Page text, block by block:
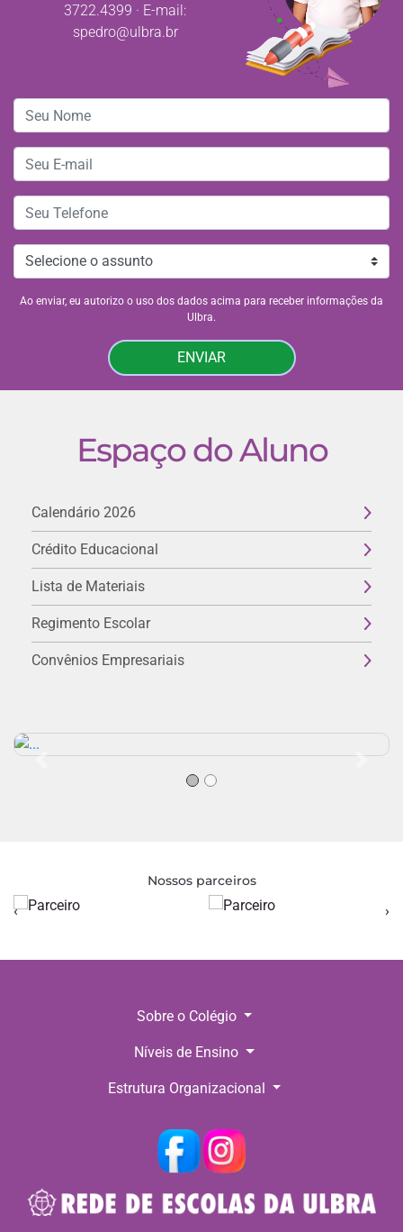
3722.4399 · E-mail:
spedro@ulbra.br
Ao enviar, eu autorizo o uso dos dados acima para receber informações da
Ulbra.
ENVIAR
Espaço do Aluno
Calendário 2026
Crédito Educacional
Lista de Materiais
Regimento Escolar
Convênios Empresariais
Nossos parceiros
‹ ›
Sobre o Colégio
Níveis de Ensino
Estrutura Organizacional